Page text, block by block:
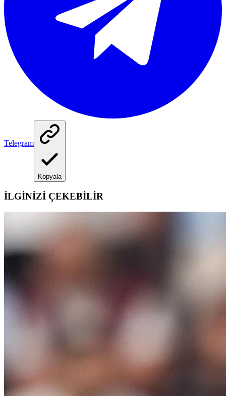
Telegram
Kopyala
İLGİNİZİ ÇEKEBİLİR